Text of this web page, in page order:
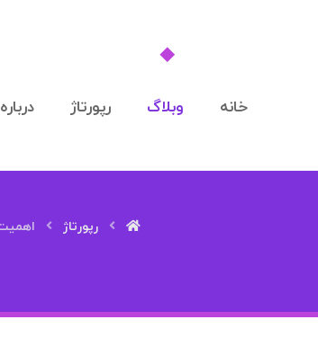
خانه وبلاگ رپورتاژ
رپورتاژ